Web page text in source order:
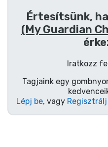
Értesítsünk,
(My Guardian
Iratkozz
Tagjaink egy
Lépj be, vagy Regisztrálj
Zenés cuccok
Márkák